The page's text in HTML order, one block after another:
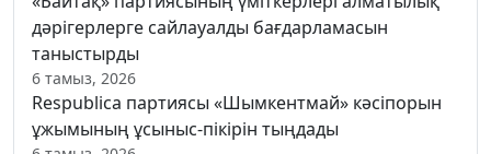
дәрігерлерге сайлауалды бағдарламасын
таныстырды
6 тамыз, 2026
Respublica партиясы «Шымкентмай» кәсіпорын
ұжымының ұсыныс-пікірін тыңдады